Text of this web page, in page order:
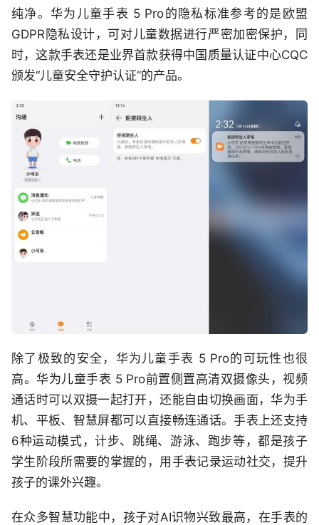
纯净。华为儿童手表 5 Pro的隐私标准参考的是欧盟
GDPR隐私设计，可对儿童数据进行严密加密保护，同
时，这款手表还是业界首款获得中国质量认证中心CQC
颁发“儿童安全守护认证”的产品。
除了极致的安全，华为儿童手表 5 Pro的可玩性也很
高。华为儿童手表 5 Pro前置侧置高清双摄像头，视频
通话时可以双摄一起打开，还能自由切换画面，华为手
机、平板、智慧屏都可以直接畅连通话。手表上还支持
6种运动模式，计步、跳绳、游泳、跑步等，都是孩子
学生阶段所需要的掌握的，用手表记录运动社交，提升
孩子的课外兴趣。
在众多智慧功能中，孩子对AI识物兴致最高，在手表的